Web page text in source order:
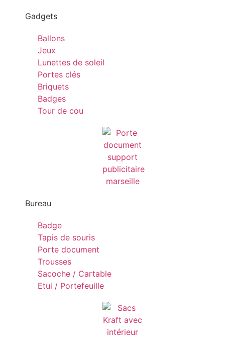
Gadgets
Ballons
Jeux
Lunettes de soleil
Portes clés
Briquets
Badges
Tour de cou
Bureau
Badge
Tapis de souris
Porte document
Trousses
Sacoche / Cartable
Etui / Portefeuille